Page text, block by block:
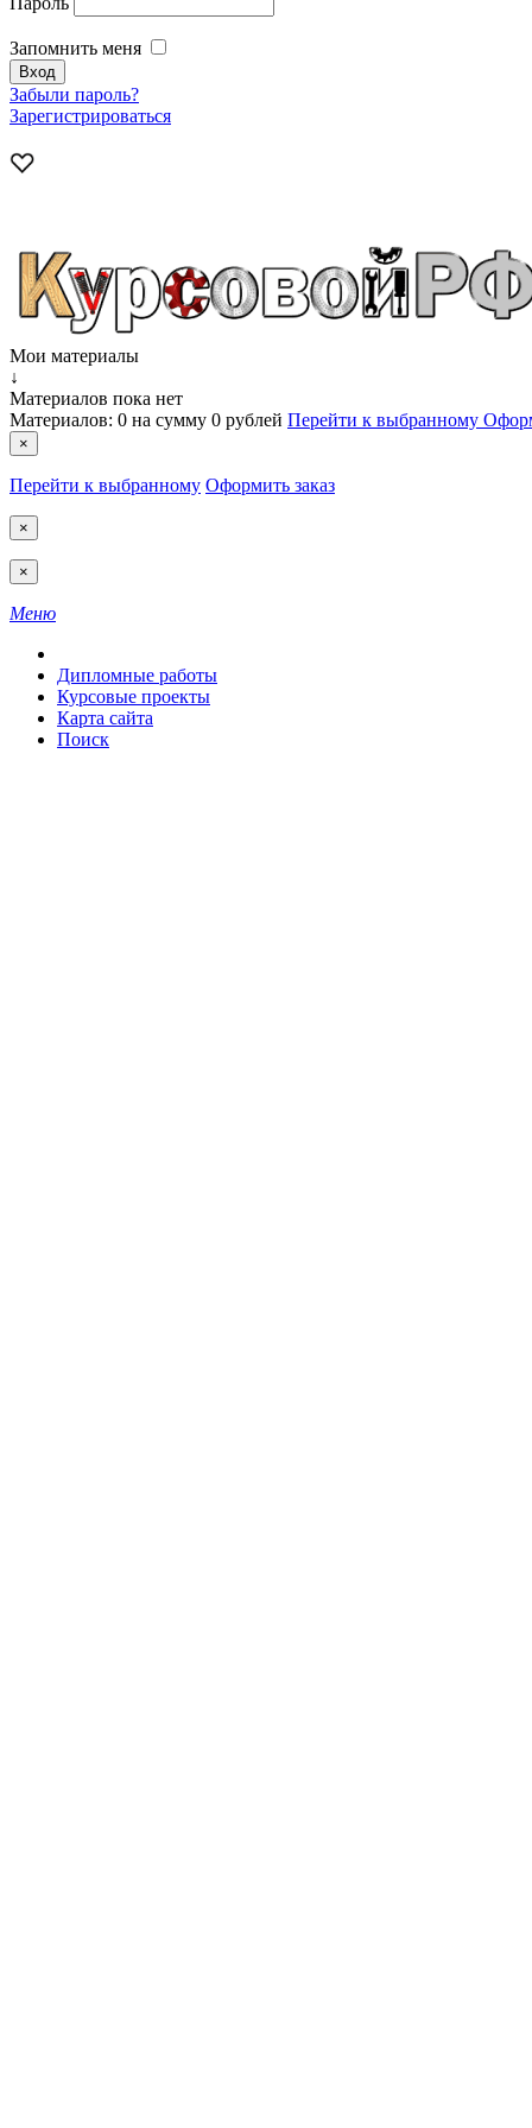
Запомнить меня
Забыли пароль?
Зарегистрироваться
Мои материалы
↓
Материалов пока нет
Материалов: 0 на сумму 0 рублей Перейти к выбранному
×
Перейти к выбранному Оформить заказ
×
×
Меню
Дипломные работы
Курсовые проекты
Карта сайта
Поиск